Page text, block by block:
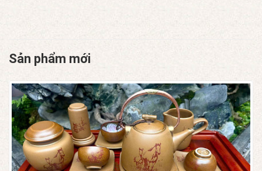
Sản phẩm mới